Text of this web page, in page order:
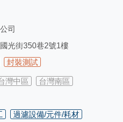
司
光街350巷2號1樓
封裝測試
灣中區
台灣南區
過濾設備/元件/耗材